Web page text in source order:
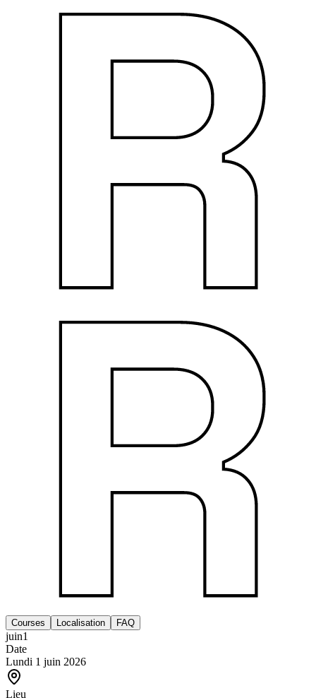
Courses Localisation FAQ
juin1
Date
Lundi 1 juin 2026
Lieu